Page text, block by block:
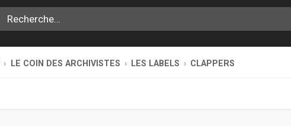
LE COIN DES ARCHIVISTES LES LABELS CLAPPERS